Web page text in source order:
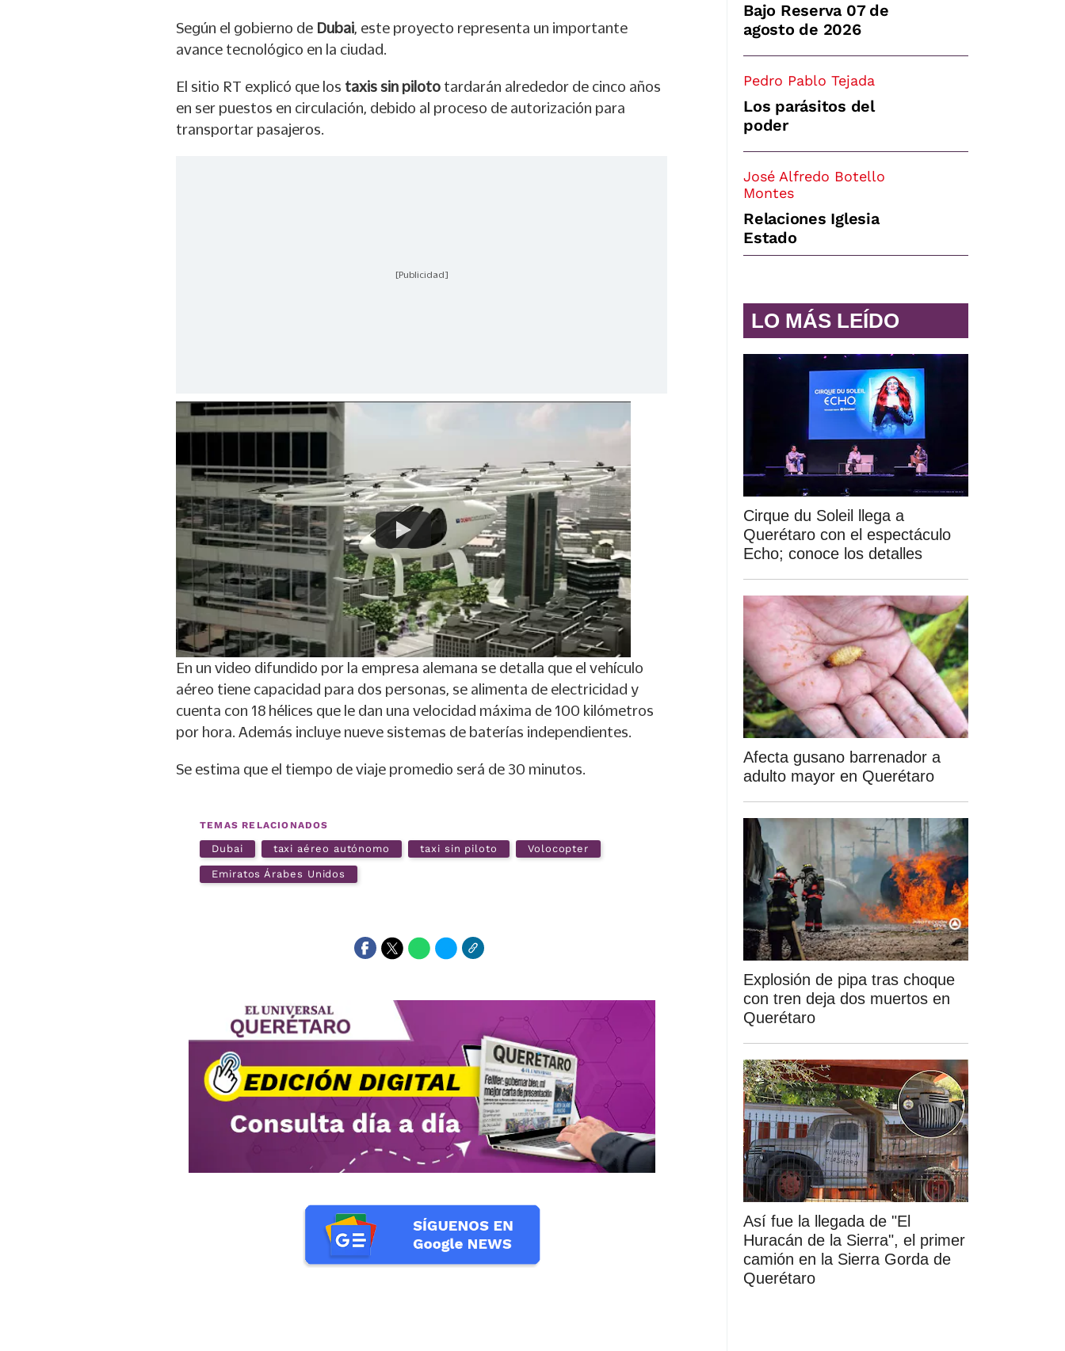
Según el gobierno de Dubai, este proyecto representa un importante
avance tecnológico en la ciudad.
El sitio RT explicó que los taxis sin piloto tardarán alrededor de cinco años
en ser puestos en circulación, debido al proceso de autorización para
transportar pasajeros.
[Publicidad]
En un video difundido por la empresa alemana se detalla que el vehículo
aéreo tiene capacidad para dos personas, se alimenta de electricidad y
cuenta con 18 hélices que le dan una velocidad máxima de 100 kilómetros
por hora. Además incluye nueve sistemas de baterías independientes.
Se estima que el tiempo de viaje promedio será de 30 minutos.
TEMAS RELACIONADOS
Dubai taxi aéreo autónomo taxi sin piloto Volocopter
Emiratos Árabes Unidos
Bajo Reserva 07 de
agosto de 2026
Pedro Pablo Tejada
Los parásitos del
poder
José Alfredo Botello
Montes
Relaciones Iglesia
Estado
LO MÁS LEÍDO
Cirque du Soleil llega a
Querétaro con el espectáculo
Echo; conoce los detalles
Afecta gusano barrenador a
adulto mayor en Querétaro
Explosión de pipa tras choque
con tren deja dos muertos en
Querétaro
Así fue la llegada de "El
Huracán de la Sierra", el primer
camión en la Sierra Gorda de
Querétaro